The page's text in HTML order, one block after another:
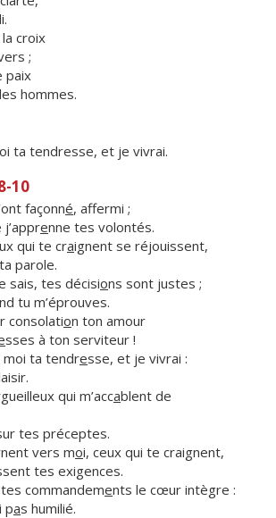
croix
;
paix
hommes.
ta tendresse, et je vivrai.
10
façonné, affermi ;
enne tes volontés.
qui te craignent se réjouissent,
parole.
sais, tes décisions sont justes ;
tu m’éprouves.
consolation ton amour
sses à ton serviteur !
moi ta tendresse, et je vivrai :
qui m’accablent de
tes préceptes.
vers moi, ceux qui te craignent,
tes exigences.
commandements le cœur intègre :
pas humilié.